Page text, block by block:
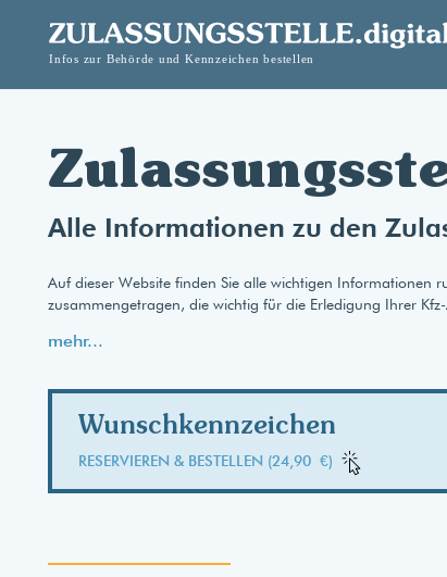
Alle Informationen zu den
Auf dieser Website finden Sie alle wichtigen Informationen
zusammengetragen, die wichtig für die Erledigung Ihrer
mehr...
Wunschkennzeichen
RESERVIEREN & BESTELLEN (24,90 €)